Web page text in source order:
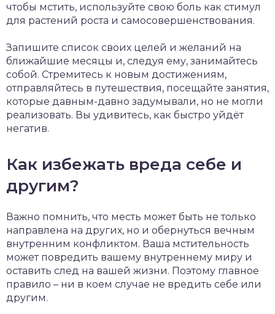
чтобы мстить, используйте свою боль как стимул
для растений роста и самосовершенствования.
Запишите список своих целей и желаний на
ближайшие месяцы и, следуя ему, занимайтесь
собой. Стремитесь к новым достижениям,
отправляйтесь в путешествия, посещайте занятия,
которые давным-давно задумывали, но не могли
реализовать. Вы удивитесь, как быстро уйдёт
негатив.
Как избежать вреда себе и
другим?
Важно помнить, что месть может быть не только
направлена на других, но и обернуться вечным
внутренним конфликтом. Ваша мстительность
может повредить вашему внутреннему миру и
оставить след на вашей жизни. Поэтому главное
правило – ни в коем случае не вредить себе или
другим.